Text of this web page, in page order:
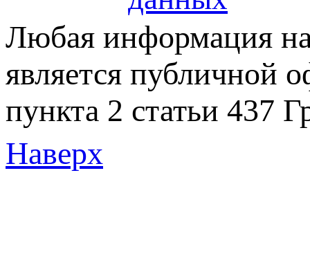
Любая информация на
является публичной
пункта 2 статьи 437
Наверх